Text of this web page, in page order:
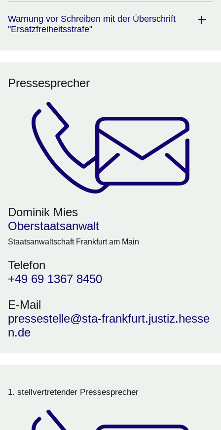
Warnung vor Schreiben mit der Überschrift
"Ersatzfreiheitsstrafe"
Pressesprecher
Dominik Mies
Oberstaatsanwalt
Staatsanwaltschaft Frankfurt am Main
Telefon
+49 69 1367 8450
E-Mail
pressestelle@sta-frankfurt.justiz.hesse
n.de
1. stellvertretender Pressesprecher